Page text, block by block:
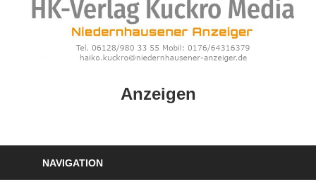
Anzeigen
NAVIGATION